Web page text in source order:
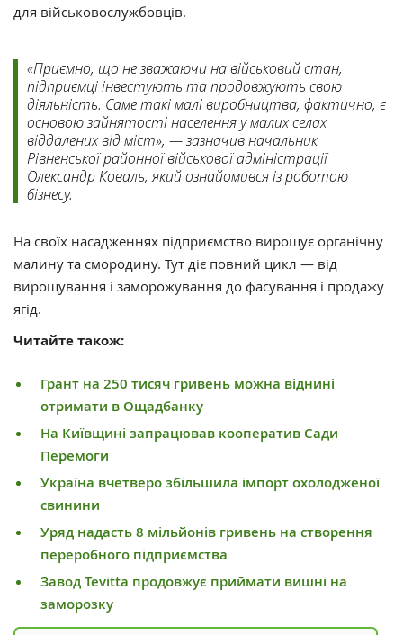
для військовослужбовців.
«Приємно, що не зважаючи на військовий стан,
підприємці інвестують та продовжують свою
діяльність. Саме такі малі виробництва, фактично, є
основою зайнятості населення у малих селах
віддалених від міст», — зазначив начальник
Рівненської районної військової адміністрації
Олександр Коваль, який ознайомився із роботою
бізнесу.
На своїх насадженнях підприємство вирощує органічну
малину та смородину. Тут діє повний цикл — від
вирощування і заморожування до фасування і продажу
ягід.
Читайте також:
Грант на 250 тисяч гривень можна віднині
отримати в Ощадбанку
На Київщині запрацював кооператив Сади
Перемоги
Україна вчетверо збільшила імпорт охолодженої
свинини
Уряд надасть 8 мільйонів гривень на створення
переробного підприємства
Завод Tevitta продовжує приймати вишні на
заморозку